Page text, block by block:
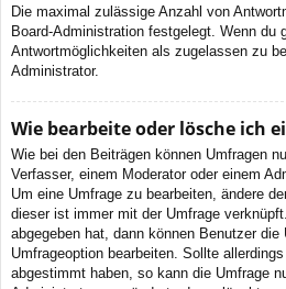
Die maximal zulässige Anzahl von
Board-Administration festgelegt. Wenn du
Antwortmöglichkeiten als zugelassen zu
Administrator.
Wie bearbeite oder lösche ich
Wie bei den Beiträgen können Umfragen
Verfasser, einem Moderator oder einem
Um eine Umfrage zu bearbeiten, ändere
dieser ist immer mit der Umfrage
abgegeben hat, dann können Benutzer
Umfrageoption bearbeiten. Sollte
abgestimmt haben, so kann die Umfrage